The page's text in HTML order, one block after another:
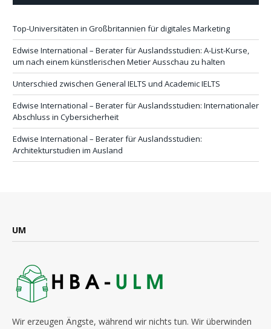
Top-Universitäten in Großbritannien für digitales Marketing
Edwise International – Berater für Auslandsstudien: A-List-Kurse,
um nach einem künstlerischen Metier Ausschau zu halten
Unterschied zwischen General IELTS und Academic IELTS
Edwise International – Berater für Auslandsstudien: Internationaler
Abschluss in Cybersicherheit
Edwise International – Berater für Auslandsstudien:
Architekturstudien im Ausland
UM
Wir erzeugen Ängste, während wir nichts tun. Wir überwinden